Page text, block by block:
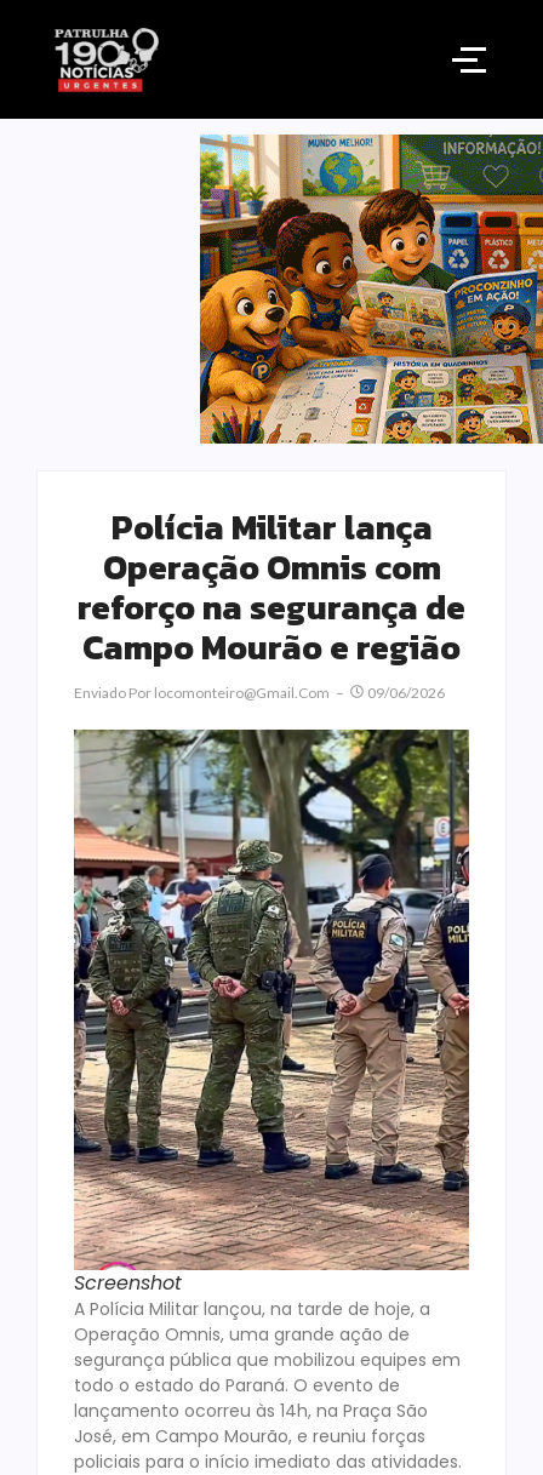
Polícia Militar lança
Operação Omnis com
reforço na segurança de
Campo Mourão e região
Enviado Por Locomonteiro@gmail.com 09/06/2026
Screenshot
A Polícia Militar lançou, na tarde de hoje, a
Operação Omnis, uma grande ação de
segurança pública que mobilizou equipes em
todo o estado do Paraná. O evento de
lançamento ocorreu às 14h, na Praça São
José, em Campo Mourão, e reuniu forças
policiais para o início imediato das atividades.